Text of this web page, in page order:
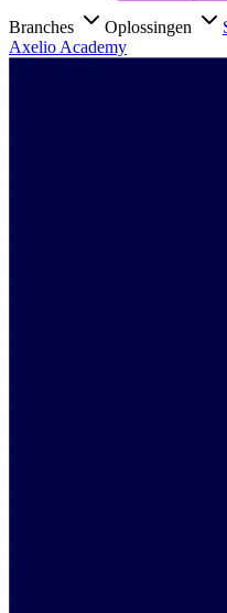
Branches Oplossingen
Axelio Academy